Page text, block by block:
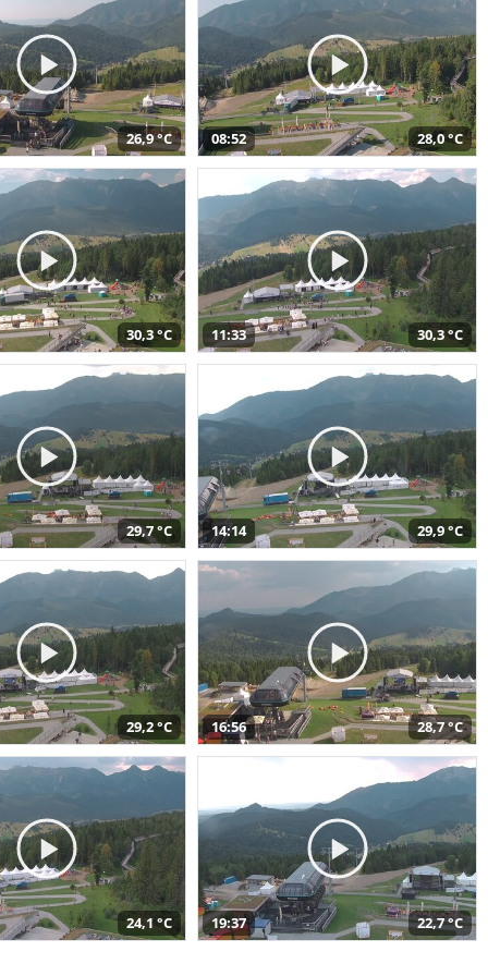
26,9 °C 08:52 28,0 °C
30,3 °C 11:33 30,3 °C
29,7 °C 14:14 29,9 °C
29,2 °C 16:56 28,7 °C
24,1 °C 19:37 22,7 °C